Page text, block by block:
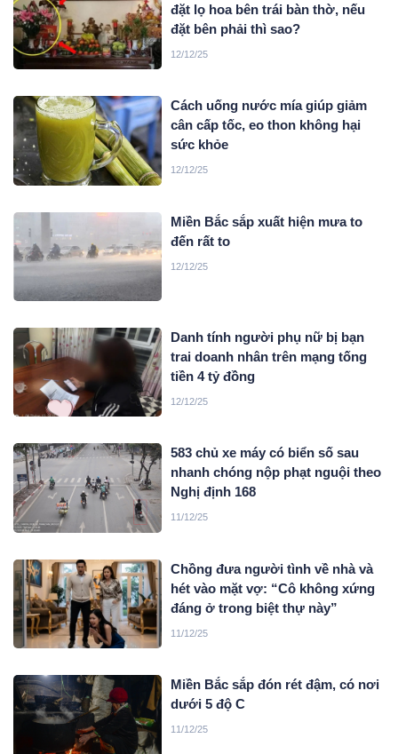
đặt lọ hoa bên trái bàn thờ, nếu
đặt bên phải thì sao?
12/12/25
Cách uống nước mía giúp giảm
cân cấp tốc, eo thon không hại
sức khỏe
12/12/25
Miền Bắc sắp xuất hiện mưa to
đến rất to
12/12/25
Danh tính người phụ nữ bị bạn
trai doanh nhân trên mạng tống
tiền 4 tỷ đồng
12/12/25
583 chủ xe máy có biển số sau
nhanh chóng nộp phạt nguội theo
Nghị định 168
11/12/25
Chồng đưa người tình về nhà và
hét vào mặt vợ: “Cô không xứng
đáng ở trong biệt thự này”
11/12/25
Miền Bắc sắp đón rét đậm, có nơi
dưới 5 độ C
11/12/25